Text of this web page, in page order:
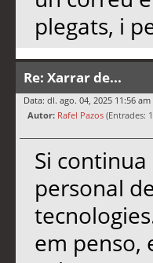
plegats, i
Re: Xarrar de...
Data: dl. ago. 04, 2025 11:56 am
Autor: Rafel Pazos (Entrades:
Si
personal
em penso,